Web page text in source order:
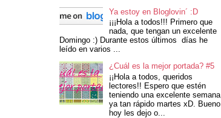
Ya estoy en Bloglovin´ :D
¡¡¡Hola a todos!!! Primero que
nada, que tengan un excelente
Domingo :) Durante estos últimos días he
leído en varios ...
¿Cuál es la mejor portada? #5
¡¡Hola a todos, queridos
lectores!! Espero que estén
teniendo una excelente semana,
ya tan rápido martes xD. Bueno
hoy les dejo o...